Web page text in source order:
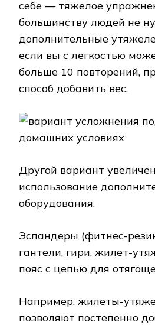
себе — тяжелое
большинству людей не
дополнительные
если вы с легкостью
больше 10 повторений,
способ добавить вес.
Другой вариант
использование
оборудования.
Эспандеры (фитнес-
гантели, гири, жилет-
пояс с цепью для
Например, жилеты-
позволяют постепенно